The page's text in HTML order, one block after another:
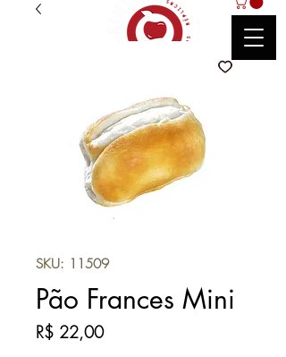
SKU: 11509
Pão Frances Mini
R$ 22,00Preço